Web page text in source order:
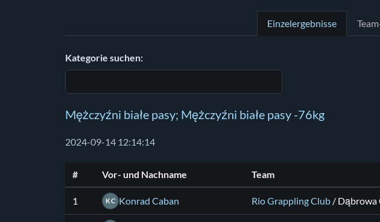
Einzelergebnisse
Kategorie suchen:
Mężczyźni białe pasy; Mężczyźni białe pasy -76kg
2024-09-14 12:14:14
# Vor- und Nachname Team
1 KC Konrad Caban Rio Grappling Club / Dąbrowa